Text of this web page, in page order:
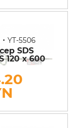
•YT-5506
SDS
120 х 600